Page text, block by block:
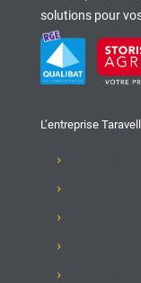
solutions pour
L’entreprise